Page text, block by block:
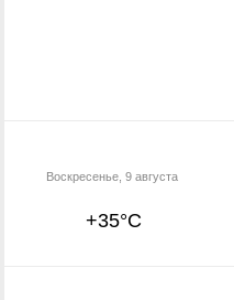
+35°C
Воскресенье, 9 августа